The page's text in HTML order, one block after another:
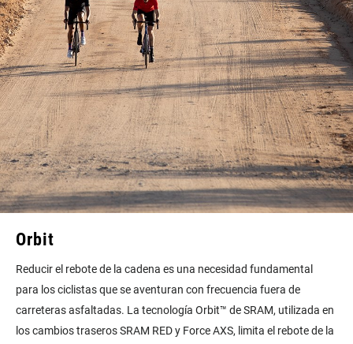
Orbit
Reducir el rebote de la cadena es una necesidad fundamental
para los ciclistas que se aventuran con frecuencia fuera de
carreteras asfaltadas. La tecnología Orbit™ de SRAM, utilizada en
los cambios traseros SRAM RED y Force AXS, limita el rebote de la